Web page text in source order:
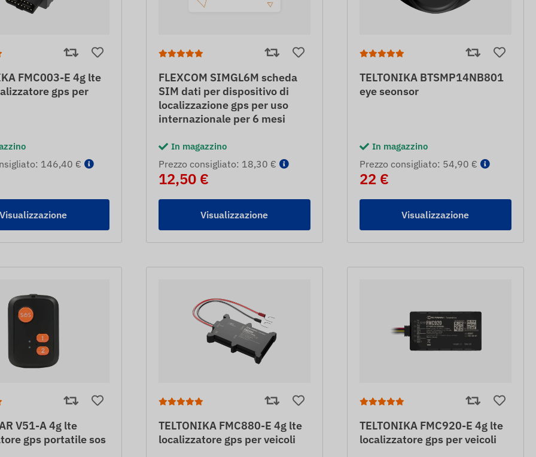
FMC003-E 4g lte
gps per
146,40 €
Visualizzazione
FLEXCOM SIMGL6M scheda
SIM dati per dispositivo di
localizzazione gps per uso
internazionale per 6 mesi
In magazzino
Prezzo consigliato: 18,30 €
12,50 €
Visualizzazione
TELTONIKA BTSMP14NB801
eye seonsor
In magazzino
Prezzo consigliato: 54,90 €
22 €
Visualizzazione
V51-A 4g lte
gps portatile sos
TELTONIKA FMC880-E 4g lte
localizzatore gps per veicoli
TELTONIKA FMC920-E 4g lte
localizzatore gps per veicoli